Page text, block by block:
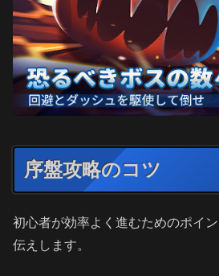
序盤攻略のコツ
初心者が効率よく進むためのポイ
伝えします。